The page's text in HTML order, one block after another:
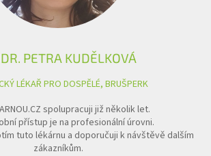
PETRA KUDĚLKOVÁ
LÉKAŘ PRO DOSPĚLÉ, BRUŠPERK
spolupracuji již několik let.
přístup je na profesionální úrovni.
tuto lékárnu a doporučuji k návštěvě dalším
zákazníkům.